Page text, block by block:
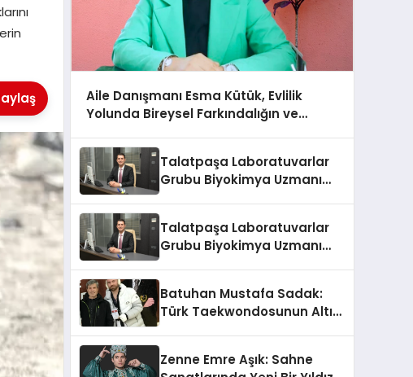
Aile Danışmanı Esma Kütük, Evlilik
Yolunda Bireysel Farkındalığın ve
Talatpaşa Laboratuvarlar
Grubu Biyokimya Uzmanı
Talatpaşa Laboratuvarlar
Grubu Biyokimya Uzmanı
Batuhan Mustafa Sadak:
Türk Taekwondosunun Altın
Zenne Emre Aşık: Sahne